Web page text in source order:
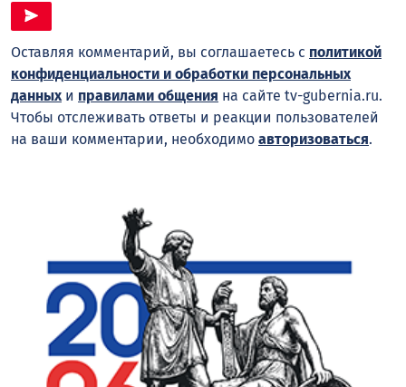
Оставляя комментарий, вы соглашаетесь с политикой
конфиденциальности и обработки персональных
данныхи правилами общения на сайте tv-gubernia.ru.
Чтобы отслеживать ответы и реакции пользователей
на ваши комментарии, необходимо авторизоваться.